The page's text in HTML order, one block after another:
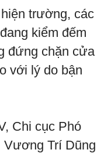
trường, các
kiểm đếm
đứng chặn cửa
với lý do bận
Chi cục Phó
Trí Dũng